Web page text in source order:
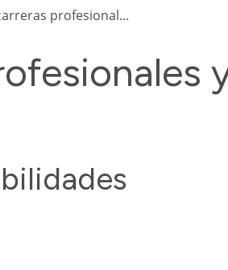
la navegación
profesional...